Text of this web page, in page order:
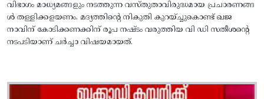
വിഭാഗം മാധ്യമങ്ങളും നടത്തുന്ന വസ്‌തുതാവിരുദ്ധമായ പ്രചാരണങ്ങ
ള്‍ തള്ളിക്കളയണം. മദ്യത്തിന്റെ നികുതി കുറയ്‌ച്ചുകൊണ്ട്‌ ഖജ
നാവിന്‌ കോടിക്കണക്കിന്‌ രൂപ നഷ്‌ടം വരുത്തിയ വി ഡി സതീശന്റെ
നടപടിയാണ്‌ ചര്‍ച്ചാ വിഷയമായത്‌.